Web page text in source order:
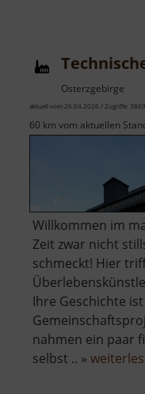
Osterzgebirge
aktuell vom 26.04.2026 / Zugriffe:
60 km vom aktuellen
Willkommen im
Zeit zwar nicht
schmeckt! Hier
Ihre Geschichte
nahmen ein paar
selbst .. »